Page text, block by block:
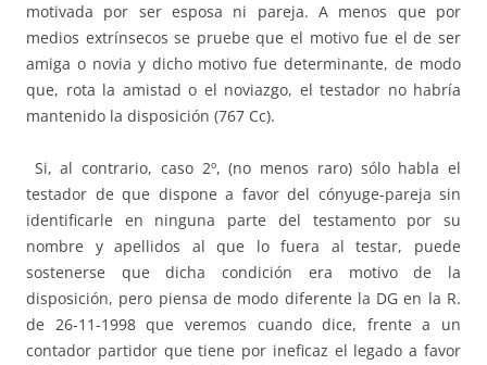
motivada por ser esposa ni pareja. A menos que por
medios extrínsecos se pruebe que el motivo fue el de ser
amiga o novia y dicho motivo fue determinante, de modo
que, rota la amistad o el noviazgo, el testador no habría
mantenido la disposición (767 Cc).
Si, al contrario, caso 2º, (no menos raro) sólo habla el
testador de que dispone a favor del cónyuge-pareja sin
identificarle en ninguna parte del testamento por su
nombre y apellidos al que lo fuera al testar, puede
sostenerse que dicha condición era motivo de la
disposición, pero piensa de modo diferente la DG en la R.
de 26-11-1998 que veremos cuando dice, frente a un
contador partidor que tiene por ineficaz el legado a favor